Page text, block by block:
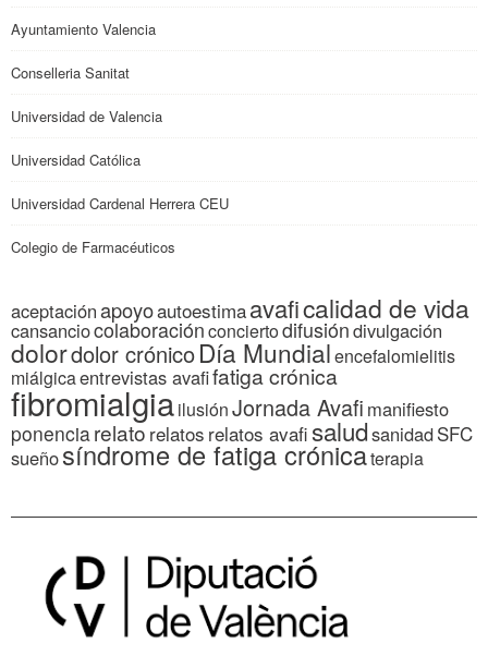
Ayuntamiento Valencia
Conselleria Sanitat
Universidad de Valencia
Universidad Católica
Universidad Cardenal Herrera CEU
Colegio de Farmacéuticos
aceptaciónapoyoautoestimaavaficalidad de vida
cansanciocolaboraciónconciertodifusióndivulgación
dolordolor crónicoDía Mundialencefalomielitis
miálgicaentrevistas avafifatiga crónica
fibromialgiailusiónJornada Avafi manifiesto
ponenciarelatorelatos relatos avafisaludsanidadSFC
sueñosíndrome de fatiga crónicaterapia